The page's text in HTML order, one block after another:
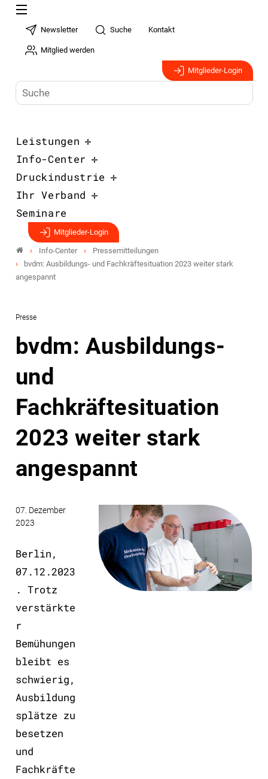
Newsletter Suche Kontakt
Mitglied werden
Mitglieder-Login
Leistungen
Info-Center
Druckindustrie
Ihr Verband
Seminare
Mitglieder-Login
Info-Center
Pressemitteilungen
bvdm: Ausbildungs- und Fachkräftesituation 2023 weiter stark
angespannt
Presse
bvdm: Ausbildungs-
und
Fachkräftesituation
2023 weiter stark
angespannt
07. Dezember
2023
Berlin,
07.12.2023
. Trotz
verstärkte
r
Bemühungen
bleibt es
schwierig,
Ausbildung
splätze zu
besetzen
und
Fachkräfte